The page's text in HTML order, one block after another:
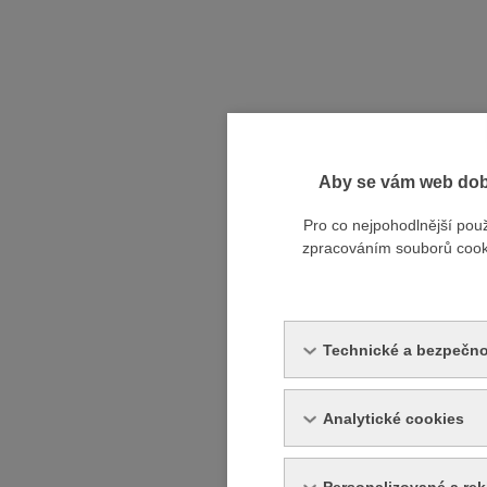
Aby se vám web
Pro co nejpohodlnější
zpracováním souborů
Technické a
Analytické cookies